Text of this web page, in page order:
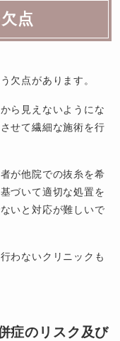
点
欠点があります。
ら見えないようにな
せて繊細な施術を行
が他院での抜糸を希
づいて適切な処置を
いと対応が難しいで
わないクリニックも
症のリスク及び